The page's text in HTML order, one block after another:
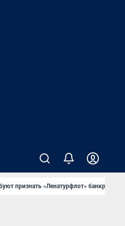
признать «Ленатурфлот» банкротом